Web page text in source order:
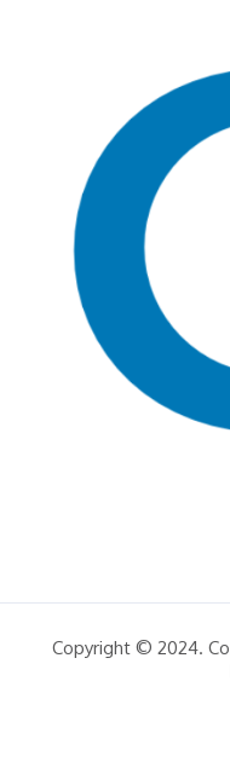
Copyright © 2024.